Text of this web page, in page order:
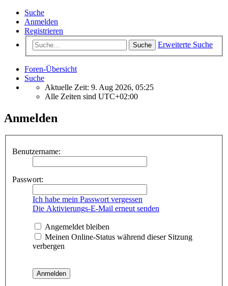
Suche
Anmelden
Registrieren
Suche Erweiterte Suche
Foren-Übersicht
Suche
Aktuelle Zeit: 9. Aug 2026, 05:25
Alle Zeiten sind UTC+02:00
Anmelden
Benutzername:
Passwort:
Ich habe mein Passwort vergessen
Die Aktivierungs-E-Mail erneut senden
Angemeldet bleiben
Meinen Online-Status während dieser Sitzung
verbergen